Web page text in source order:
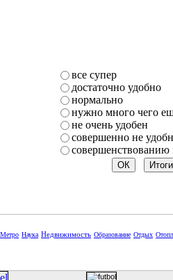
все супер
достаточно удобно
нормально
нужно много чего
не очень удобен
совершенно не
совершенствованию
Метро Наука Недвижимость Образование Отдых